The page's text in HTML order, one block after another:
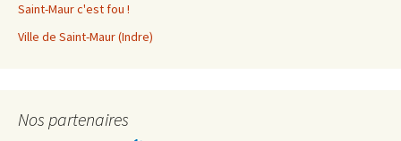
Saint-Maur c'est fou !
Ville de Saint-Maur (Indre)
Nos partenaires